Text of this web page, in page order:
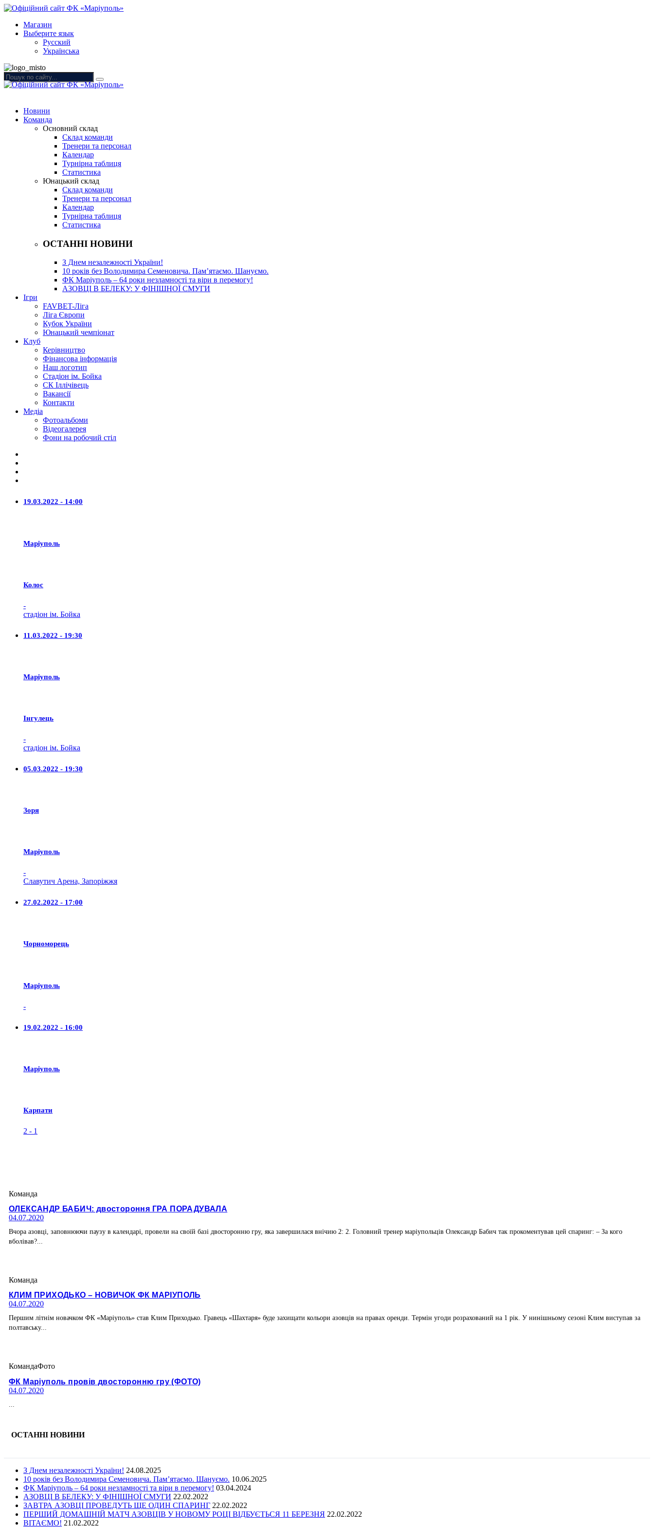
Магазин
Выберите язык
Русский
Українська
Новини
Команда
Основний склад
Склад команди
Тренери та персонал
Календар
Турнірна таблиця
Статистика
Юнацький склад
Склад команди
Тренери та персонал
Календар
Турнірна таблиця
Статистика
ОСТАННІ НОВИНИ
З Днем незалежності України!
10 років без Володимира Семеновича. Пам’ятаємо. Шануємо.
ФК Маріуполь – 64 роки незламності та віри в перемогу!
АЗОВЦІ В БЕЛЕКУ: У ФІНІШНОЇ СМУГИ
Ігри
FAVBET-Ліга
Ліга Європи
Кубок України
Юнацький чемпіонат
Клуб
Керівництво
Фінансова інформація
Наш логотип
Стадіон ім. Бойка
СК Іллічівець
Вакансії
Контакти
Медіа
Фотоальбоми
Відеогалерея
Фони на робочий стіл
19.03.2022 - 14:00
Маріуполь
Колос
-
стадіон ім. Бойка
11.03.2022 - 19:30
Маріуполь
Iнгулець
-
стадіон ім. Бойка
05.03.2022 - 19:30
Зоря
Маріуполь
-
Славутич Арена, Запоріжжя
27.02.2022 - 17:00
Чорноморець
Маріуполь
-
19.02.2022 - 16:00
Маріуполь
Карпати
2 - 1
Команда
ОЛЕКСАНДР БАБИЧ: двостороння ГРА ПОРАДУВАЛА
04.07.2020
Вчора азовці, заповнюючи паузу в календарі, провели на своїй базі двосторонню гру, яка завершилася внічию 2: 2. Головний тренер маріупольців Олександр Бабич так прокоментував цей спаринг: – За кого
вболівав?...
Команда
КЛИМ ПРИХОДЬКО – НОВИЧОК ФК МАРІУПОЛЬ
04.07.2020
Першим літнім новачком ФК «Маріуполь» став Клим Приходько. Гравець «Шахтаря» буде захищати кольори азовців на правах оренди. Термін угоди розрахований на 1 рік. У нинішньому сезоні Клим виступав за
полтавську...
КомандаФото
ФК Маріуполь провів двосторонню гру (ФОТО)
04.07.2020
ОСТАННІ НОВИНИ
З Днем незалежності України! 24.08.2025
10 років без Володимира Семеновича. Пам’ятаємо. Шануємо. 10.06.2025
ФК Маріуполь – 64 роки незламності та віри в перемогу! 03.04.2024
АЗОВЦІ В БЕЛЕКУ: У ФІНІШНОЇ СМУГИ 22.02.2022
ЗАВТРА АЗОВЦІ ПРОВЕДУТЬ ЩЕ ОДИН СПАРИНГ 22.02.2022
ПЕРШИЙ ДОМАШНІЙ МАТЧ АЗОВЦІВ У НОВОМУ РОЦІ ВІДБУЄТЬСЯ 11 БЕРЕЗНЯ 22.02.2022
ВІТАЄМО! 21.02.2022